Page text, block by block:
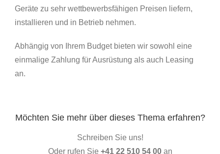
Geräte zu sehr wettbewerbsfähigen Preisen liefern,
installieren und in Betrieb nehmen.
Abhängig von Ihrem Budget bieten wir sowohl eine
einmalige Zahlung für Ausrüstung als auch Leasing
an.
Möchten Sie mehr über dieses Thema erfahren?
Schreiben Sie uns!
Oder rufen Sie +41 22 510 54 00an